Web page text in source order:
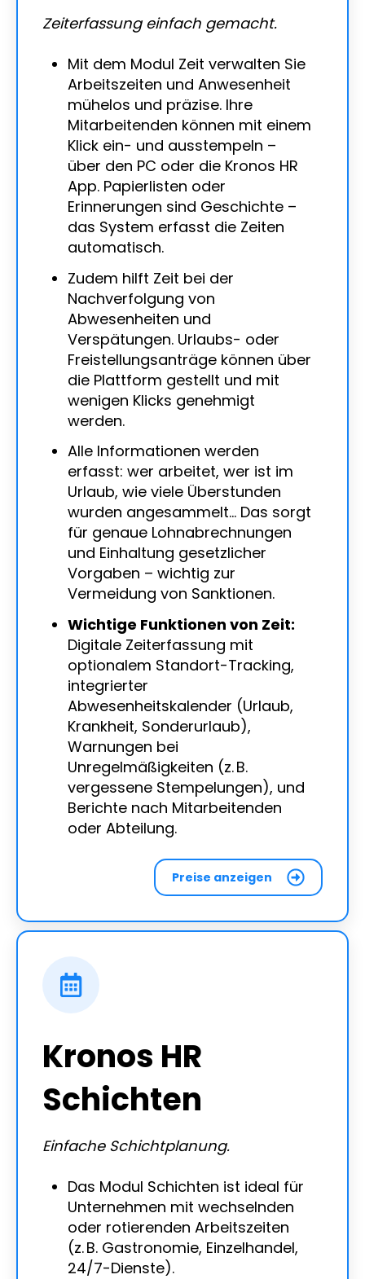
Zeiterfassung einfach gemacht.
Mit dem Modul Zeit verwalten Sie
Arbeitszeiten und Anwesenheit
mühelos und präzise. Ihre
Mitarbeitenden können mit einem
Klick ein- und ausstempeln –
über den PC oder die Kronos HR
App. Papierlisten oder
Erinnerungen sind Geschichte –
das System erfasst die Zeiten
automatisch.
Zudem hilft Zeit bei der
Nachverfolgung von
Abwesenheiten und
Verspätungen. Urlaubs- oder
Freistellungsanträge können über
die Plattform gestellt und mit
wenigen Klicks genehmigt
werden.
Alle Informationen werden
erfasst: wer arbeitet, wer ist im
Urlaub, wie viele Überstunden
wurden angesammelt… Das sorgt
für genaue Lohnabrechnungen
und Einhaltung gesetzlicher
Vorgaben – wichtig zur
Vermeidung von Sanktionen.
Wichtige Funktionen von Zeit:
Digitale Zeiterfassung mit
optionalem Standort-Tracking,
integrierter
Abwesenheitskalender (Urlaub,
Krankheit, Sonderurlaub),
Warnungen bei
Unregelmäßigkeiten (z. B.
vergessene Stempelungen), und
Berichte nach Mitarbeitenden
oder Abteilung.
Preise anzeigen
Kronos HR
Schichten
Einfache Schichtplanung.
Das Modul Schichten ist ideal für
Unternehmen mit wechselnden
oder rotierenden Arbeitszeiten
(z. B. Gastronomie, Einzelhandel,
24/7-Dienste).